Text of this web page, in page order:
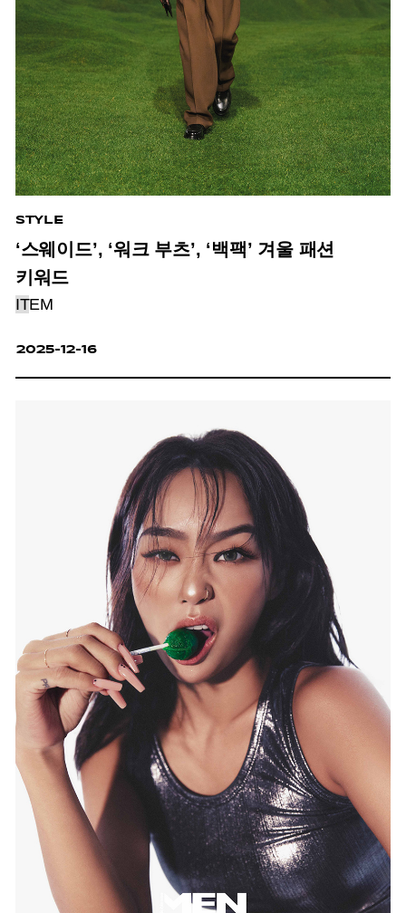
STYLE
‘스웨이드’, ‘워크 부츠’, ‘백팩’ 겨울 패션
키워드
ITEM
2025-12-16